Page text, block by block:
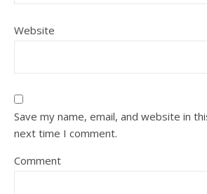
Website
Save my name, email, and website in
next time I comment.
Comment